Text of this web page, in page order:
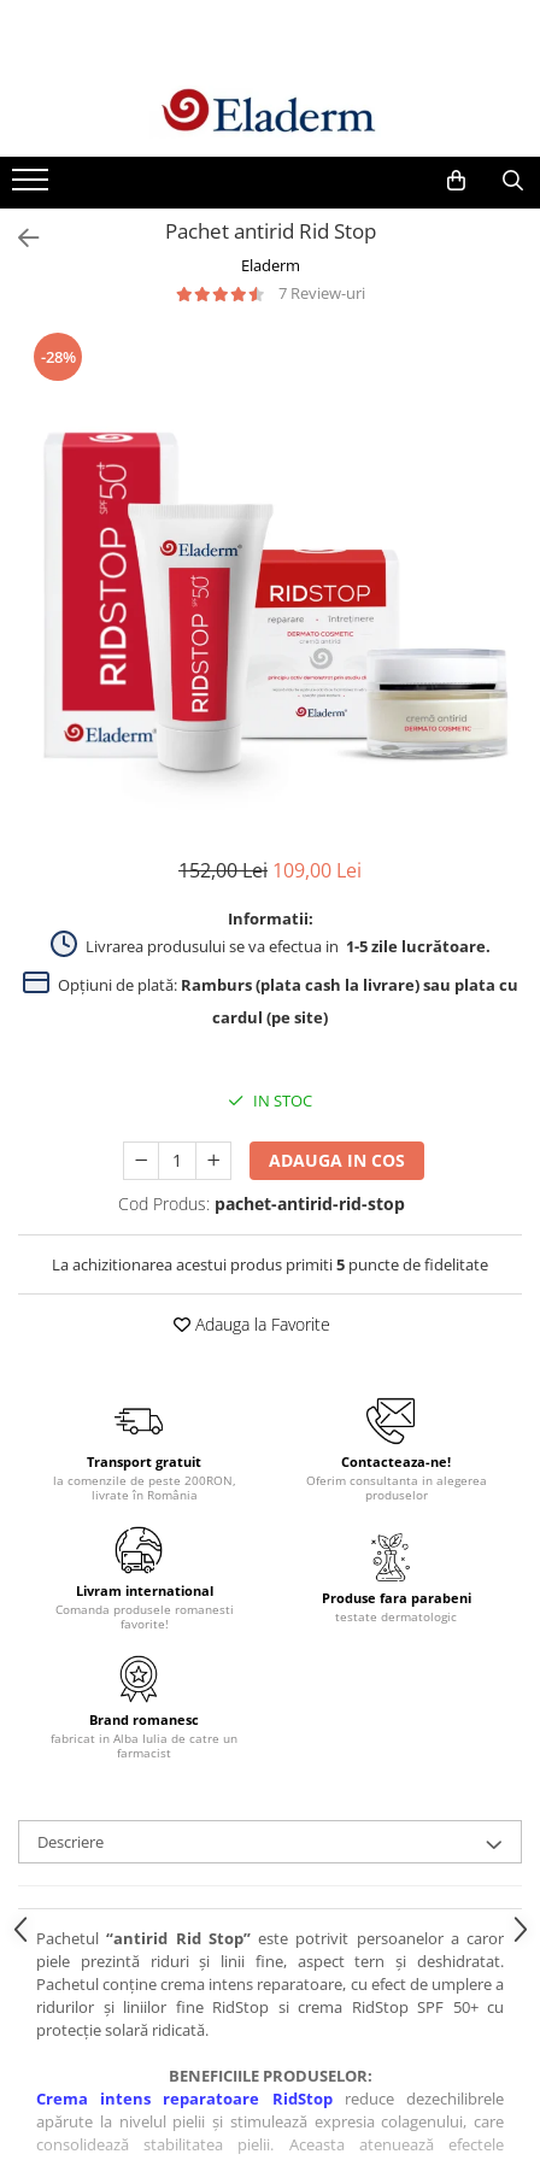
Vezi toate produsele
Creme cu protectie solara
Produse Antirid
Produse Hidratante
Produse Anti sebum
Produse Antiacnee
Seruri
Produse Par si Scalp
Lotiuni tonice
Produse pentru curatare
Creme Emoliente
Creme cu Uree
Produse pentru pete pigmentare
Evidence skincare
Pachet antirid Rid Stop
Eladerm
7 Review-uri
-28%
152,00 Lei 109,00 Lei
Informatii:
Livrarea produsului se va efectua in 1-5 zile lucrătoare.
Opțiuni de plată: Ramburs (plata cash la livrare) sau plata cu
cardul (pe site)
IN STOC
ADAUGA IN COS
Cod Produs: pachet-antirid-rid-stop
La achizitionarea acestui produs primiti5 puncte de fidelitate
Adauga la Favorite
Transport gratuit
la comenzile de peste 200RON,
livrate în România
Contacteaza-ne!
Oferim consultanta in alegerea
produselor
Livram international
Comanda produsele romanesti
favorite!
Produse fara parabeni
testate dermatologic
Brand romanesc
fabricat in Alba Iulia de catre un
farmacist
Descriere
Pachetul “antirid Rid Stop”este potrivit persoanelor a caror
piele prezintă riduri și linii fine, aspect tern și deshidratat.
Pachetul conține crema intens reparatoare, cu efect de umplere a
ridurilor și liniilor fine RidStop si crema RidStop SPF 50+ cu
protecție solară ridicată.
BENEFICIILE PRODUSELOR:
Crema intens reparatoare RidStop
reduce dezechilibrele
apărute la nivelul pielii și stimulează expresia colagenului, care
consolidează stabilitatea pielii. Aceasta atenuează efectele